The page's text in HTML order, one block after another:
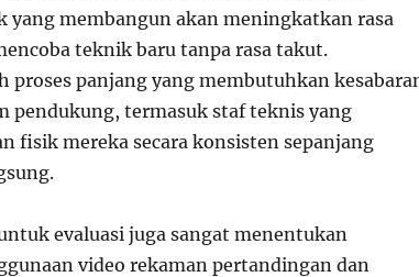
yang membangun akan meningkatkan rasa
teknik baru tanpa rasa takut.
proses panjang yang membutuhkan
pendukung, termasuk staf teknis yang
fisik mereka secara konsisten sepanjang
evaluasi juga sangat menentukan
video rekaman pertandingan dan